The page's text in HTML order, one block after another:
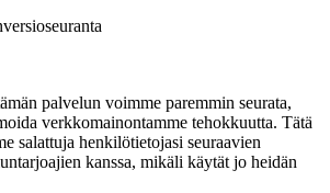
palvelun voimme paremmin seurata,
verkkomainontamme tehokkuutta. Tätä
salattuja henkilötietojasi seuraavien
kanssa, mikäli käytät jo heidän